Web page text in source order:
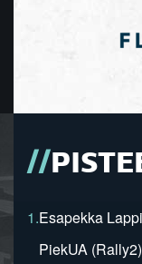
1.Esapekka
PiekUA (Rally2)